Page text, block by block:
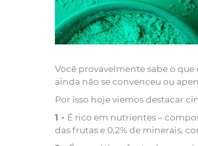
Você provavelmente sabe o que
ainda não se convenceu ou
Por isso hoje viemos destacar
É rico em nutrientes –
das frutas e 0,2% de minerais,